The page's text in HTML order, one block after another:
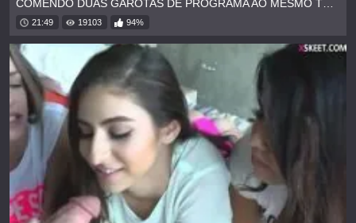
21:49 19103 94%